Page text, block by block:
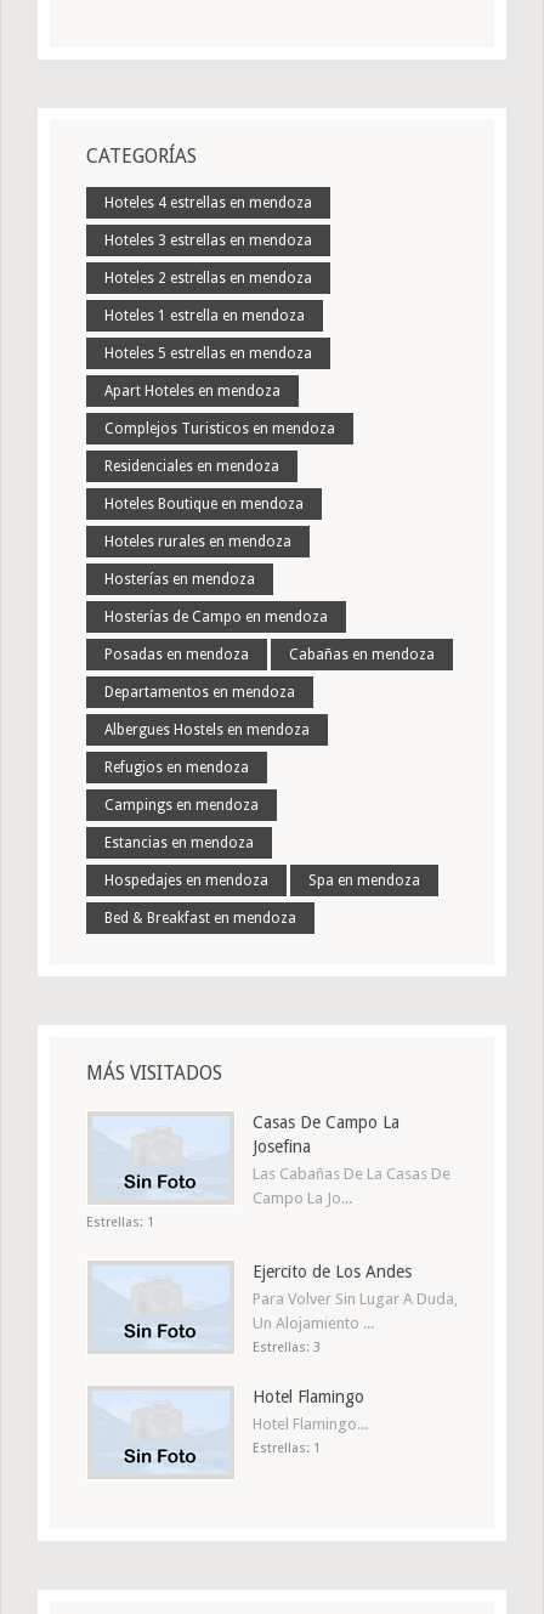
CATEGORÍAS
Hoteles 4 estrellas en mendoza
Hoteles 3 estrellas en mendoza
Hoteles 2 estrellas en mendoza
Hoteles 1 estrella en mendoza
Hoteles 5 estrellas en mendoza
Apart Hoteles en mendoza
Complejos Turisticos en mendoza
Residenciales en mendoza
Hoteles Boutique en mendoza
Hoteles rurales en mendoza
Hosterías en mendoza
Hosterías de Campo en mendoza
Posadas en mendoza Cabañas en mendoza
Departamentos en mendoza
Albergues Hostels en mendoza
Refugios en mendoza
Campings en mendoza
Estancias en mendoza
Hospedajes en mendoza Spa en mendoza
Bed & Breakfast en mendoza
MÁS VISITADOS
Casas De Campo La
Josefina
Las Cabañas De La Casas De
Campo La Jo...
Estrellas: 1
Ejercito de Los Andes
Para Volver Sin Lugar A Duda,
Un Alojamiento ...
Estrellas: 3
Hotel Flamingo
Hotel Flamingo...
Estrellas: 1